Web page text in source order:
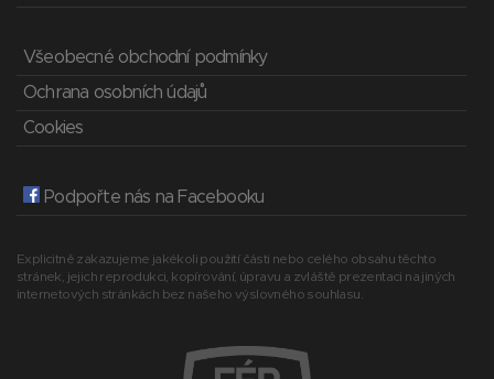
Všeobecné obchodní podmínky
Ochrana osobních údajů
Cookies
Podpořte nás na Facebooku
Explicitně zakazujeme jakékoli použití části nebo celého obsahu těchto
stránek, jejich reprodukci, kopírování, úpravu a zvláště prezentaci na jiných
internetových stránkách bez našeho výslovného souhlasu.